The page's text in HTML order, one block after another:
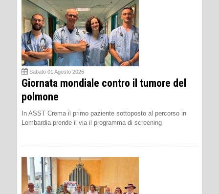
Sabato 01 Agosto 2026
Giornata mondiale contro il tumore del
polmone
In ASST Crema il primo paziente sottoposto al percorso in
Lombardia prende il via il programma di screening